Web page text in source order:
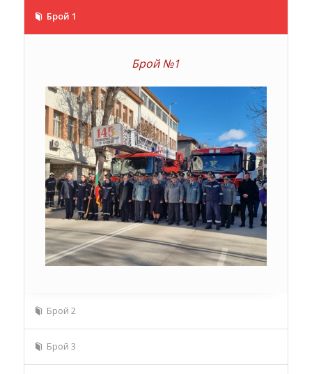
Брой 1
Брой №1
Брой 2
Брой 3